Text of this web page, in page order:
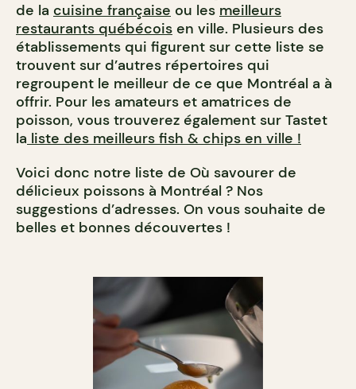
de la cuisine française ou les meilleurs
restaurants québécois en ville. Plusieurs des
établissements qui figurent sur cette liste se
trouvent sur d’autres répertoires qui
regroupent le meilleur de ce que Montréal a à
offrir. Pour les amateurs et amatrices de
poisson, vous trouverez également sur Tastet
la liste des meilleurs fish & chips en ville !
Voici donc notre liste de Où savourer de
délicieux poissons à Montréal ? Nos
suggestions d’adresses. On vous souhaite de
belles et bonnes découvertes !